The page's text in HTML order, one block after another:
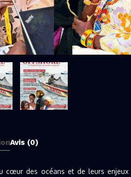
Avis (0)
cœur des océans et de leurs